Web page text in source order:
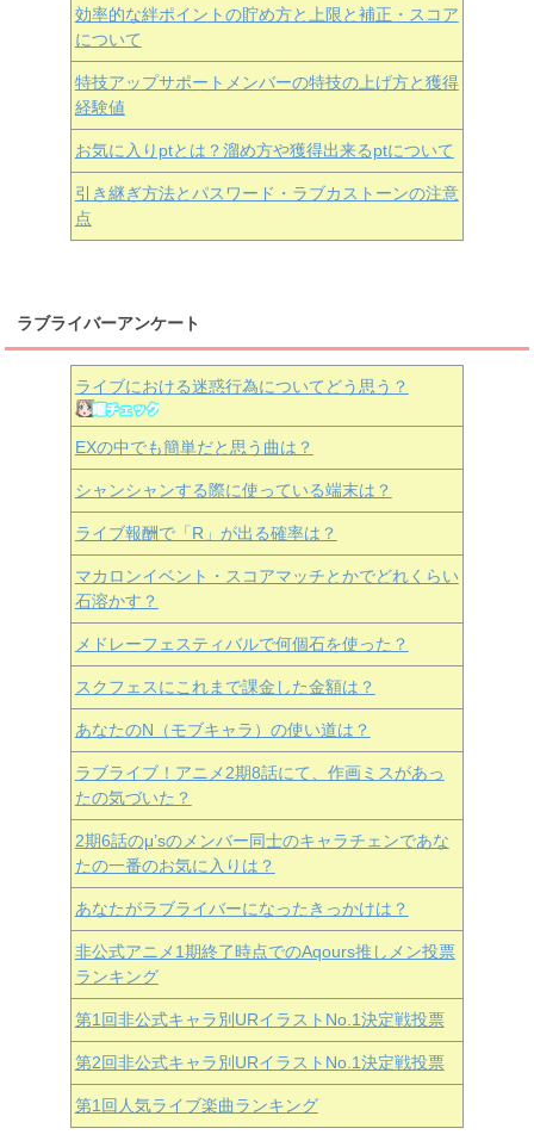
効率的な絆ポイントの貯め方と上限と補正・スコア
について
特技アップサポートメンバーの特技の上げ方と獲得
経験値
お気に入りptとは？溜め方や獲得出来るptについて
引き継ぎ方法とパスワード・ラブカストーンの注意
点
ラブライバーアンケート
ライブにおける迷惑行為についてどう思う？
EXの中でも簡単だと思う曲は？
シャンシャンする際に使っている端末は？
ライブ報酬で「R」が出る確率は？
マカロンイベント・スコアマッチとかでどれくらい
石溶かす？
メドレーフェスティバルで何個石を使った？
スクフェスにこれまで課金した金額は？
あなたのN（モブキャラ）の使い道は？
ラブライブ！アニメ2期8話にて、作画ミスがあっ
たの気づいた？
2期6話のμ’sのメンバー同士のキャラチェンであな
たの一番のお気に入りは？
あなたがラブライバーになったきっかけは？
非公式アニメ1期終了時点でのAqours推しメン投票
ランキング
第1回非公式キャラ別URイラストNo.1決定戦投票
第2回非公式キャラ別URイラストNo.1決定戦投票
第1回人気ライブ楽曲ランキング